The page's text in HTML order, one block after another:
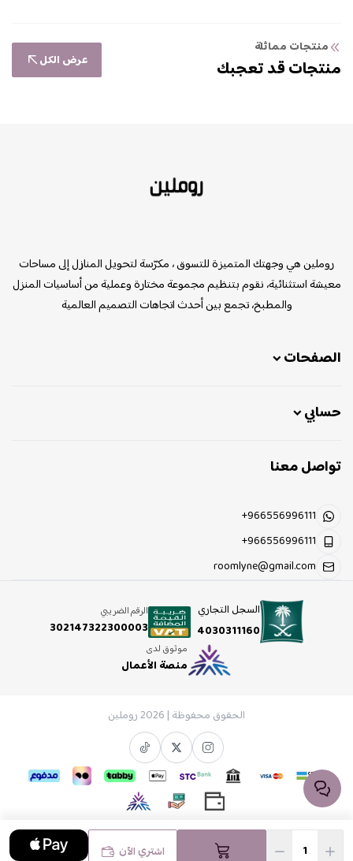
اشتري الآن
منتجات مماثلة
منتجات قد تعجبك عرض الكل
روملين هي وجهتك المتميزة للتسوق ، مكرّسة لتحويل المنازل إلى مساحات
معيشة استثنائية، نقوم بتنظيم مجموعة مختارة وعملية من أساسيات المنزل
والمطبخ، تجمع بين أحدث اتجاهات التصميم العالمية
الصفحات
حسابي
تواصل معنا
+966556996111
+966556996111
roomlyne@gmail.com
السجل التجاري
4030311160
الرقم الضريبي
302147322300003
موثوق لدى
منصة الأعمال
الحقوق محفوظة | 2026 روملين